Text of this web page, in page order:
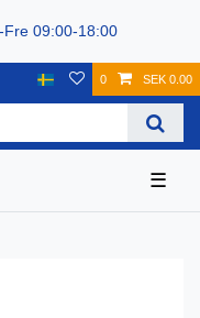
09:00-18:00
0 SEK 0.00
☰